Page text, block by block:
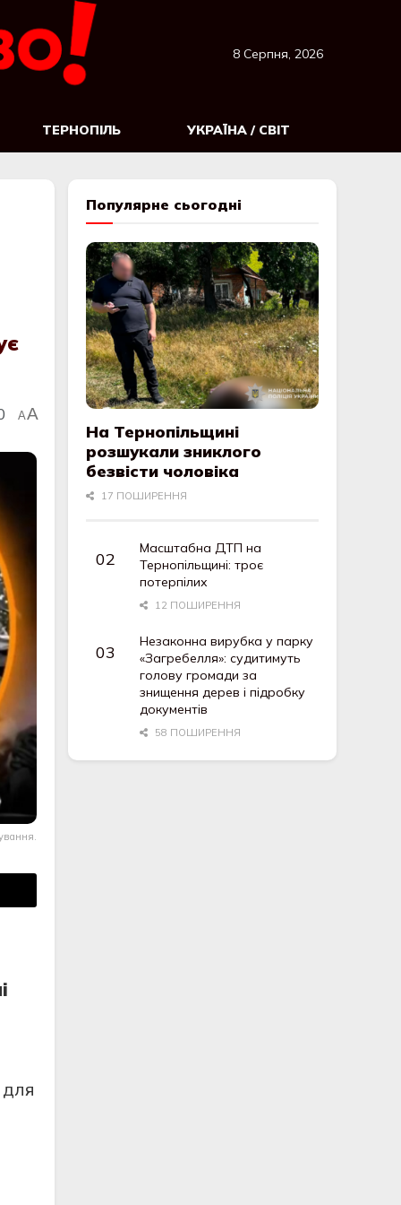
8 Серпня, 2026
ТЕРНОПІЛЬ УКРАЇНА / СВІТ
AA
Популярне сьогодні
На Тернопільщині
розшукали зниклого
безвісти чоловіка
17 ПОШИРЕННЯ
Масштабна ДТП на
Тернопільщині: троє
потерпілих
12 ПОШИРЕННЯ
Незаконна вирубка у парку
«Загребелля»: судитимуть
голову громади за
знищення дерев і підробку
документів
58 ПОШИРЕННЯ